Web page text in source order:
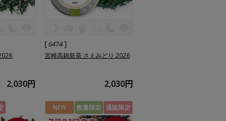
2,030円
[ 6474 ]
宮崎高鍋新茶 さえみどり 2026
2,030円
NEW 数量限定 通販限定